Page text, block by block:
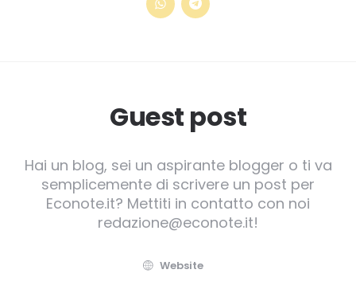
Guest post
Hai un blog, sei un aspirante blogger o ti va
semplicemente di scrivere un post per
Econote.it? Mettiti in contatto con noi
redazione@econote.it!
Website